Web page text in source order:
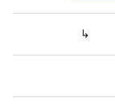
↳